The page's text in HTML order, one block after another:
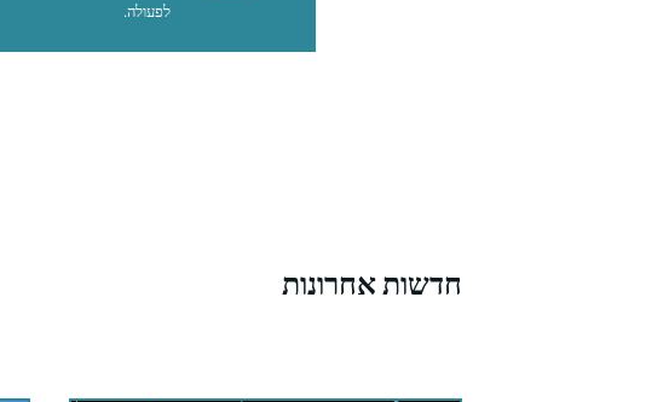
לפעולה.
חדשות אחרונות